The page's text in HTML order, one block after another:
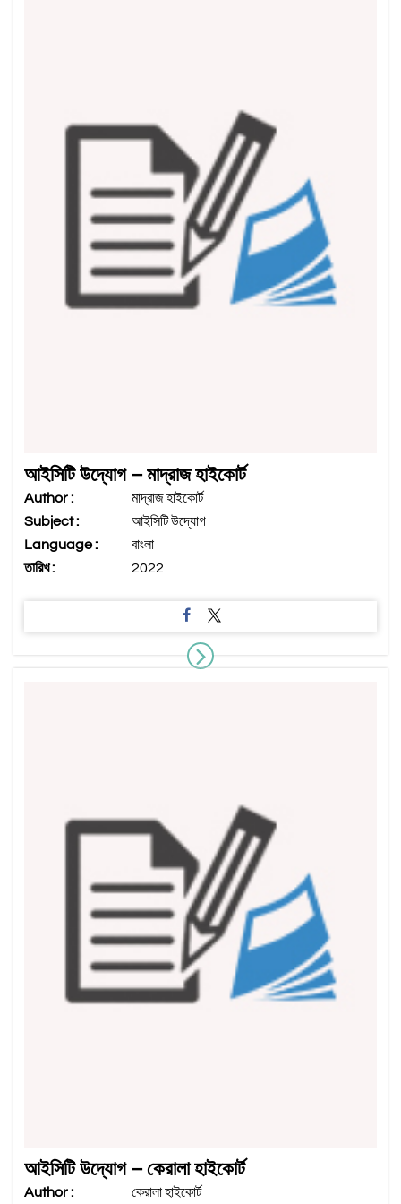
আইসিটি উদ্যোগ – মাদ্রাজ হাইকোর্ট
Author :
মাদ্রাজ হাইকোর্ট
Subject :
আইসিটি উদ্যোগ
Language :
বাংলা
তারিখ :
2022
আইসিটি উদ্যোগ – কেরালা হাইকোর্ট
Author : কেরালা হাইকোর্ট